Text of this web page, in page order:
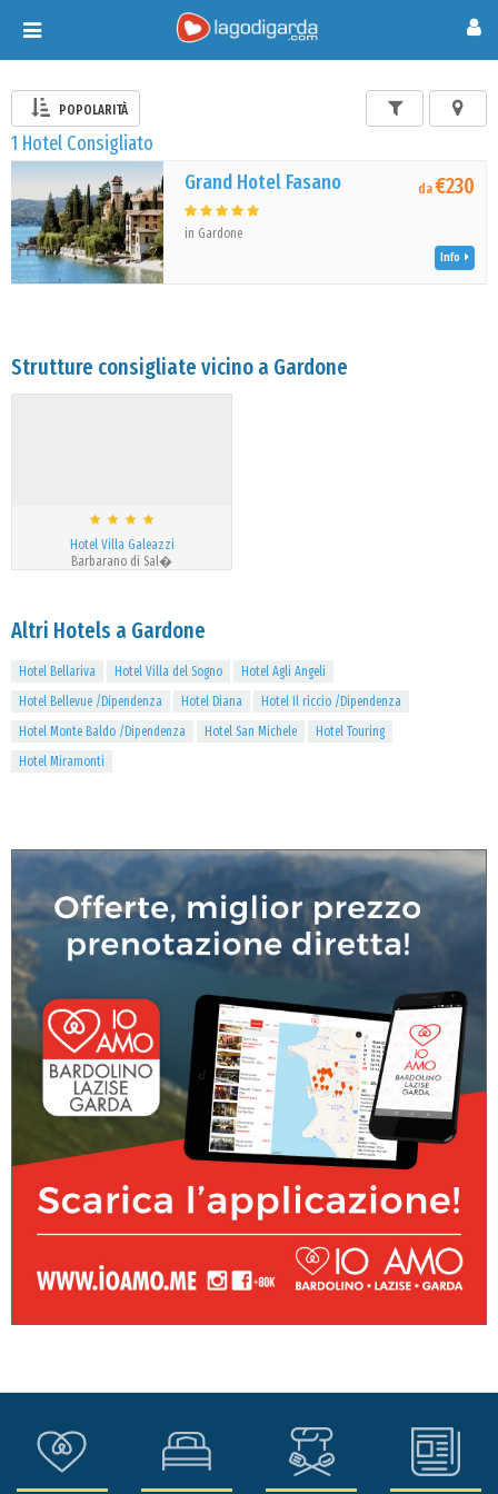
Toggle
navigation
POPOLARITÀ
1 Hotel Consigliato
Grand Hotel Fasano
in Gardone
da€230
Info
Strutture consigliate vicino a Gardone
Hotel Villa Galeazzi
Barbarano di Sal�
Altri Hotels a Gardone
Hotel Bellariva Hotel Villa del Sogno
Hotel Agli Angeli
Hotel Bellevue /Dipendenza
Hotel Diana
Hotel Il riccio /Dipendenza
Hotel Monte Baldo /Dipendenza
Hotel San Michele
Hotel Touring
Hotel Miramonti